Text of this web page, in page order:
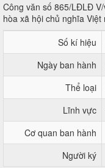
Công văn số 865/LĐLĐ
hòa xã hội chủ nghĩa Việt
Số kí hiệu
Ngày ban hành
Thể loại
Lĩnh vực
Cơ quan ban hành
Người ký